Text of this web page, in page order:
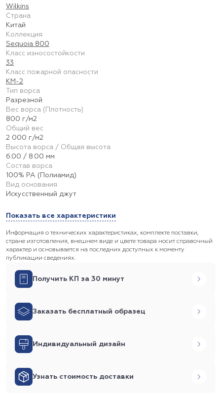
Wilkins
Страна
Китай
Коллекция
Sequoia 800
Класс износостойкости
33
Класс пожарной опасности
КМ-2
Тип ворса
Разрезной
Вес ворса (Плотность)
800 г/м2
Общий вес
2 000 г/м2
Высота ворса / Общая высота
6.00 / 8.00 мм
Состав ворса
100% PA (Полиамид)
Вид основания
Искусственный джут
Показать все характеристики
Информация о технических характеристиках, комплекте поставки,
стране изготовления, внешнем виде и цвете товара носит справочный
характер и основывается на последних доступных к моменту
публикации сведениях.
Получить КП за 30 минут
Заказать бесплатный образец
Индивидуальный дизайн
Узнать стоимость доставки